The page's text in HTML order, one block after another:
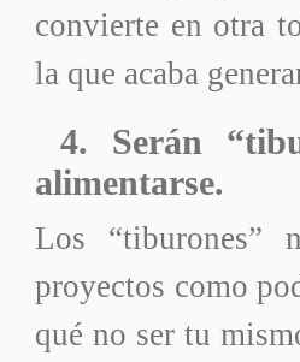
convierte en otra
la que acaba
4. Serán
alimentarse.
Los “tiburones”
proyectos como
qué no ser tu